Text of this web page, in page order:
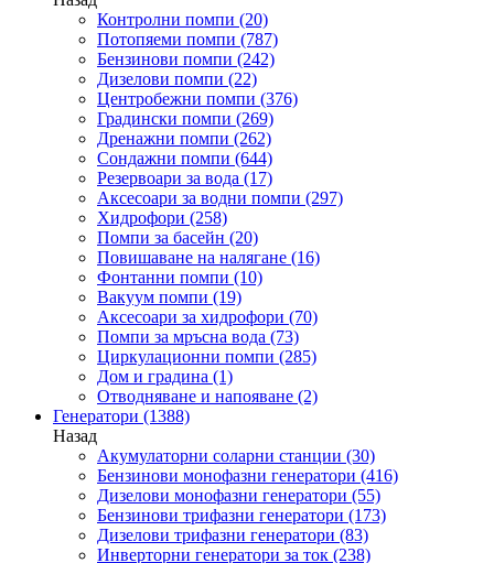
Контролни помпи (20)
Потопяеми помпи (787)
Бензинови помпи (242)
Дизелови помпи (22)
Центробежни помпи (376)
Градински помпи (269)
Дренажни помпи (262)
Сондажни помпи (644)
Резервоари за вода (17)
Аксесоари за водни помпи (297)
Хидрофори (258)
Помпи за басейн (20)
Повишаване на налягане (16)
Фонтанни помпи (10)
Вакуум помпи (19)
Аксесоари за хидрофори (70)
Помпи за мръсна вода (73)
Циркулационни помпи (285)
Дом и градина (1)
Отводняване и напояване (2)
Генератори (1388)
Назад
Акумулаторни соларни станции (30)
Бензинови монофазни генератори (416)
Дизелови монофазни генератори (55)
Бензинови трифазни генератори (173)
Дизелови трифазни генератори (83)
Инверторни генератори за ток (238)